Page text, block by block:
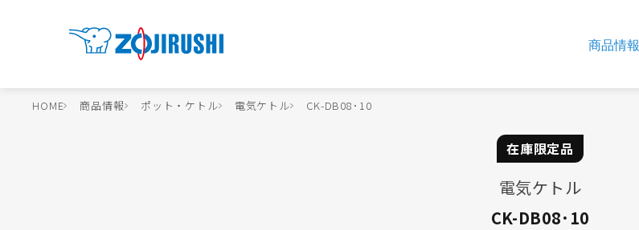
商品情報
HOME 商品情報 ポット・ケトル 電気ケトル CK-DB08･10
在庫限定品
電気ケトル
CK-DB08･10